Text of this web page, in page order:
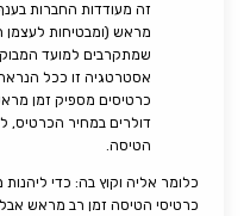
זה מעודדות החברות
מראש (ומבטיחות
שמתקרבים למועד
אסטרטגיה זו ככל
כרטיסים מספיק זמן
דולרים במחיר הכרטיס,
הטיסה.
כלומר אליה וקוץ בה: כדי
כרטיסי הטיסה זמן רב מראש אבל